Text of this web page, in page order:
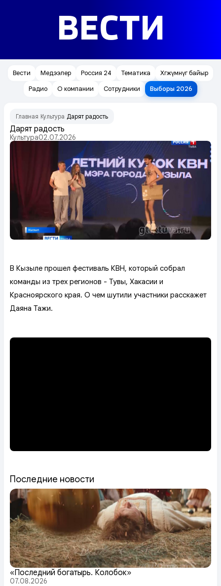
ВЕСТИ
Вести Медээлер Россия 24 Тематика
Хөгжүмнүг байыр
Радио
О компании Сотрудники Выборы 2026
Главная Культура Дарят радость
Дарят радость
Культура02.07.2026
В Кызыле прошел фестиваль КВН, который собрал
команды из трех регионов - Тувы, Хакасии и
Красноярского края. О чем шутили участники расскажет
Даяна Тажи.
Последние новости
«Последний богатырь. Колобок»
07.08.2026